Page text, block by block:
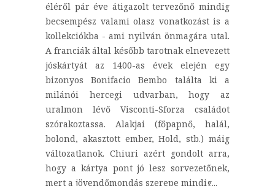
éléről pár éve átigazolt tervezőnő mindig
becsempész valami olasz vonatkozást is a
kollekciókba - ami nyilván önmagára utal.
A franciák által később tarotnak elnevezett
jóskártyát az 1400-as évek elején egy
bizonyos Bonifacio Bembo találta ki a
milánói hercegi udvarban, hogy az
uralmon lévő Visconti-Sforza családot
szórakoztassa. Alakjai (főpapnő, halál,
bolond, akasztott ember, Hold, stb.) máig
változatlanok. Chiuri azért gondolt arra,
hogy a kártya pont jó lesz sorvezetőnek,
mert a jövendőmondás szerepe mindig...